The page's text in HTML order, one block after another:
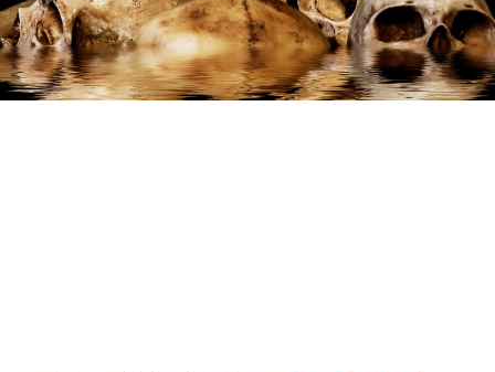
Časopis
Sledujte prima+